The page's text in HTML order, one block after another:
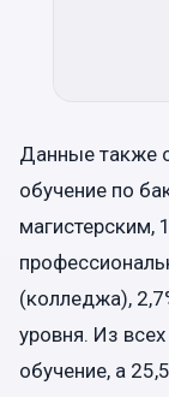
Данные также
обучение по
магистерским,
(колледжа),
уровня. Из
обучение, а